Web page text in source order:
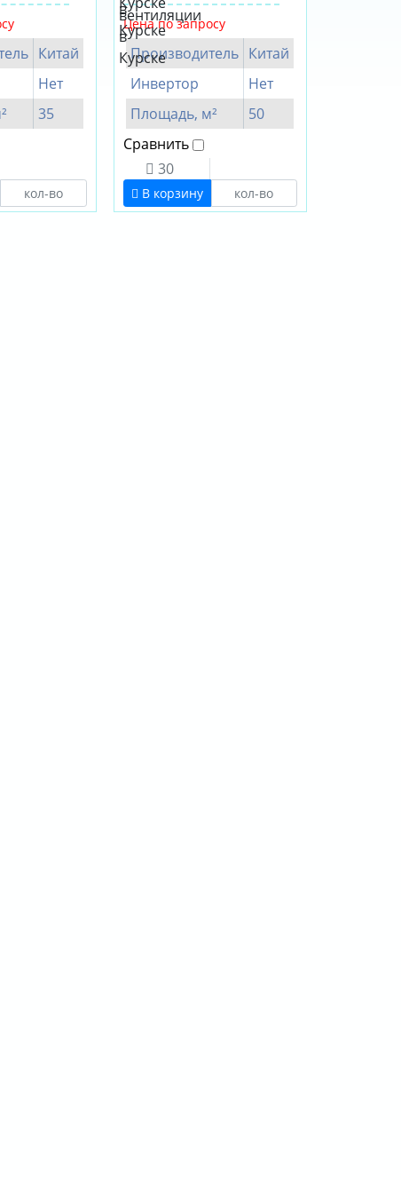
Китай
Нет
35
Цена по запросу
Производитель Китай
Инвертор
Нет
Площадь, м²
50
Сравнить
30
В корзину